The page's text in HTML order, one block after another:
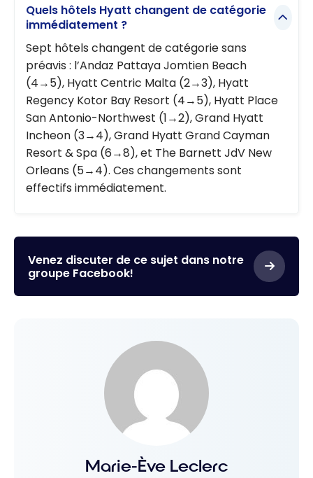
Quels hôtels Hyatt changent de catégorie
immédiatement ?
Sept hôtels changent de catégorie sans
préavis : l’Andaz Pattaya Jomtien Beach
(4→5), Hyatt Centric Malta (2→3), Hyatt
Regency Kotor Bay Resort (4→5), Hyatt Place
San Antonio-Northwest (1→2), Grand Hyatt
Incheon (3→4), Grand Hyatt Grand Cayman
Resort & Spa (6→8), et The Barnett JdV New
Orleans (5→4). Ces changements sont
effectifs immédiatement.
Venez discuter de ce sujet dans notre
groupe Facebook!
Marie-Ève Leclerc